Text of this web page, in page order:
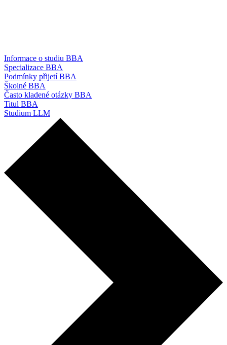
Informace o studiu BBA
Specializace BBA
Podmínky přijetí BBA
Školné BBA
Často kladené otázky BBA
Titul BBA
Studium LLM